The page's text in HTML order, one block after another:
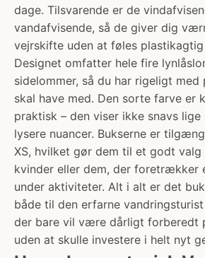
dage. Tilsvarende er de
vandafvisende, så de giver dig
vejrskifte uden at føles
Designet omfatter hele fire
sidelommer, så du har rigeligt med
skal have med. Den sorte farve er
praktisk – den viser ikke snavs lige
lysere nuancer. Bukserne er
XS, hvilket gør dem til et godt
kvinder eller dem, der foretrækker
under aktiviteter. Alt i alt er det
både til den erfarne
der bare vil være dårligt forberedt
uden at skulle investere i helt nyt